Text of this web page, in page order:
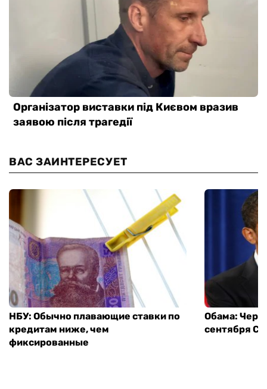
ВАС ЗАИНТЕРЕСУЕТ
НБУ: Обычно плавающие ставки по
кредитам ниже, чем
фиксированные
Обама:
сентября